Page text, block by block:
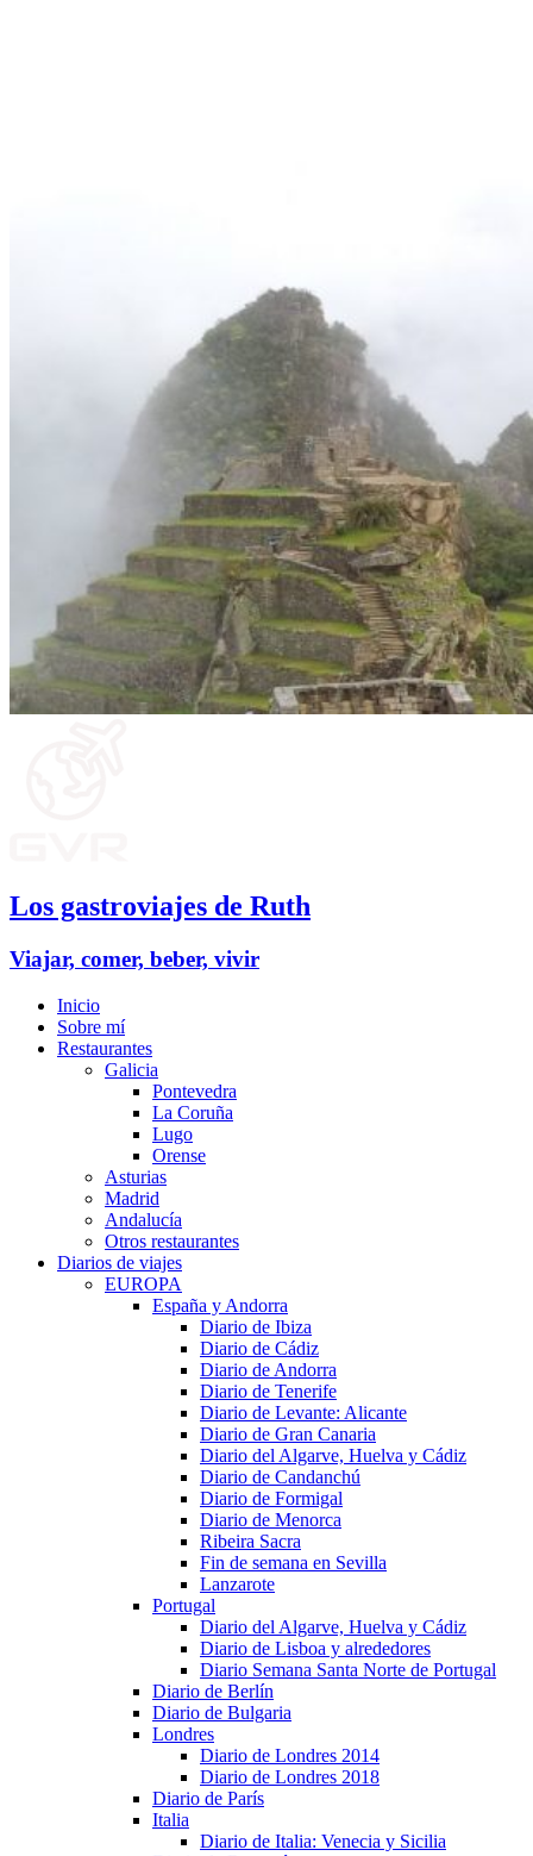
Los gastroviajes de Ruth
Viajar, comer, beber, vivir
Inicio
Sobre mí
Restaurantes
Galicia
Pontevedra
La Coruña
Lugo
Orense
Asturias
Madrid
Andalucía
Otros restaurantes
Diarios de viajes
EUROPA
España y Andorra
Diario de Ibiza
Diario de Cádiz
Diario de Andorra
Diario de Tenerife
Diario de Levante: Alicante
Diario de Gran Canaria
Diario del Algarve, Huelva y Cádiz
Diario de Candanchú
Diario de Formigal
Diario de Menorca
Ribeira Sacra
Fin de semana en Sevilla
Lanzarote
Portugal
Diario del Algarve, Huelva y Cádiz
Diario de Lisboa y alrededores
Diario Semana Santa Norte de Portugal
Diario de Berlín
Diario de Bulgaria
Londres
Diario de Londres 2014
Diario de Londres 2018
Diario de París
Italia
Diario de Italia: Venecia y Sicilia